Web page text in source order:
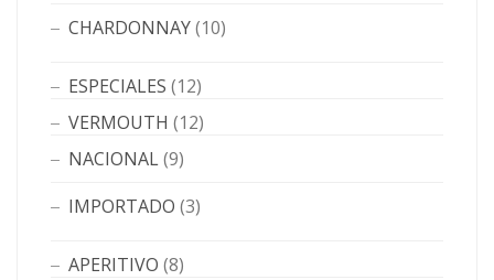
CHARDONNAY(10)
ESPECIALES (12)
VERMOUTH (12)
NACIONAL(9)
IMPORTADO (3)
APERITIVO (8)